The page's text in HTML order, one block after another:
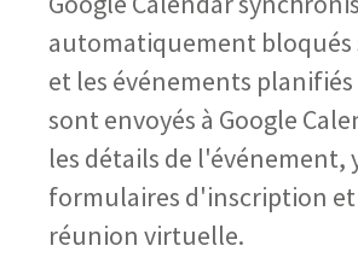
automatiquement bloqués
et les événements planifiés
sont envoyés à Google
les détails de l'événement,
formulaires d'inscription et
réunion virtuelle.